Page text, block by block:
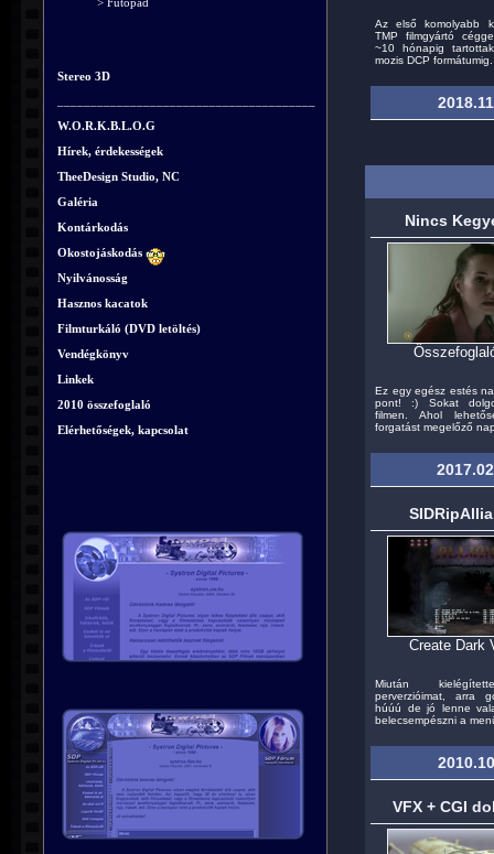
> Futópad
Stereo 3D
W.O.R.K.B.L.O.G
Hírek, érdekességek
TheeDesign Studio, NC
Galéria
Kontárkodás
Okostojáskodás
Nyilvánosság
Hasznos kacatok
Filmturkáló (DVD letöltés)
Vendégkönyv
Linkek
2010 összefoglaló
Elérhetőségek, kapcsolat
Az első komolyabb
TMP filmgyártó
~10 hónapig
mozis DCP
Nincs
Ez egy egész estés
pont! :) Sokat
filmen. Ahol
forgatást megelőző
Create Dark
Miután
perverzióimat, arra
húúú de jó lenne
belecsempészni a
VFX + CGI